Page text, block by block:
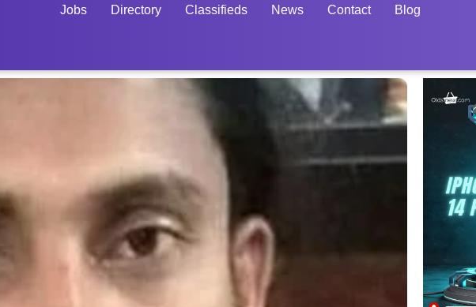
Jobs Directory Classifieds News Contact Blog